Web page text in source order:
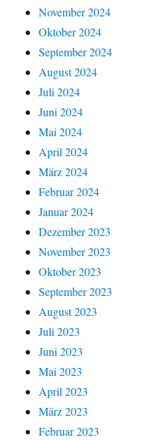
November 2024
Oktober 2024
September 2024
August 2024
Juli 2024
Juni 2024
Mai 2024
April 2024
März 2024
Februar 2024
Januar 2024
Dezember 2023
November 2023
Oktober 2023
September 2023
August 2023
Juli 2023
Juni 2023
Mai 2023
April 2023
März 2023
Februar 2023